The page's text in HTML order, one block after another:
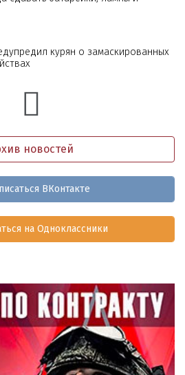
курян о замаскированных
новостей
ВКонтакте
на Одноклассники